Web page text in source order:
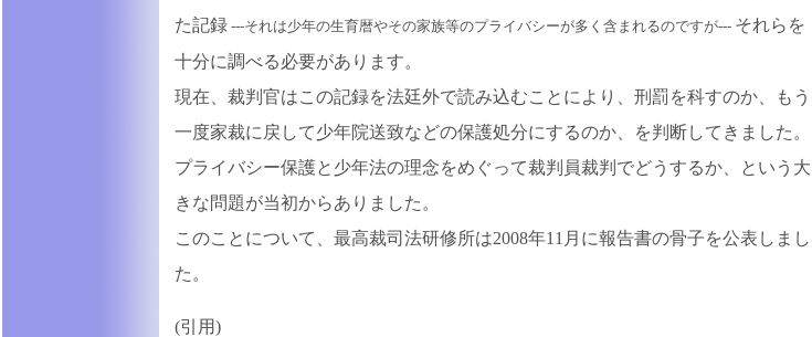
た記録 ---それは少年の生育暦やその家族等のプライバシーが多く含まれるのですが--- それらを
十分に調べる必要があります。
現在、裁判官はこの記録を法廷外で読み込むことにより、刑罰を科すのか、もう
一度家裁に戻して少年院送致などの保護処分にするのか、を判断してきました。
プライバシー保護と少年法の理念をめぐって裁判員裁判でどうするか、という大
きな問題が当初からありました。
このことについて、最高裁司法研修所は2008年11月に報告書の骨子を公表しまし
た。
(引用)